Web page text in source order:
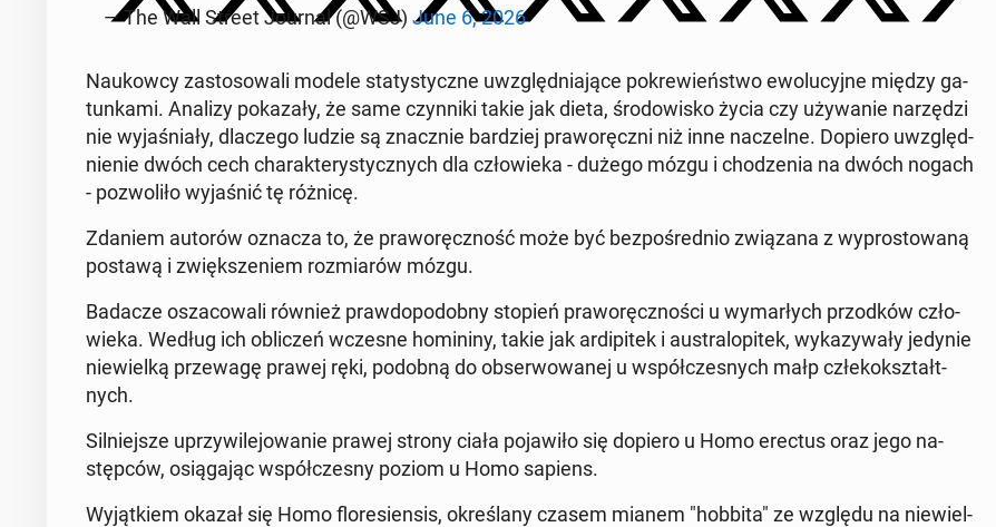
— The Wall Street Journal (@WSJ) June 6, 2026
Na­ukow­cy za­sto­so­wa­li modele sta­ty­stycz­ne uwzględ­nia­ją­ce po­kre­wień­stwo ewo­lu­cyj­ne między ga­
tun­ka­mi. Analizy po­ka­za­ły, że same czyn­ni­ki takie jak dieta, śro­do­wi­sko życia czy uży­wa­nie na­rzę­dzi
nie wy­ja­śnia­ły, dla­cze­go ludzie są znacz­nie bar­dziej pra­wo­ręcz­ni niż inne na­czel­ne. Dopiero uwzględ­
nie­nie dwóch cech cha­rak­te­ry­stycz­nych dla czło­wie­ka - dużego mózgu i cho­dze­nia na dwóch nogach
- po­zwo­li­ło wy­ja­śnić tę różnicę.
Zdaniem autorów oznacza to, że pra­wo­ręcz­ność może być bez­po­śred­nio zwią­za­na z wy­pro­sto­wa­ną
postawą i zwięk­sze­niem roz­mia­rów mózgu.
Badacze osza­co­wa­li również praw­do­po­dob­ny stopień pra­wo­ręcz­no­ści u wy­mar­łych przod­ków czło­
wie­ka. Według ich ob­li­czeń wczesne ho­mi­ni­ny, takie jak ar­di­pi­tek i au­stra­lo­pi­tek, wy­ka­zy­wa­ły jedynie
nie­wiel­ką prze­wa­gę prawej ręki, podobną do ob­ser­wo­wa­nej u współ­cze­snych małp człe­ko­kształt­
nych.
Sil­niej­sze uprzy­wi­le­jo­wa­nie prawej strony ciała po­ja­wi­ło się dopiero u Homo erectus oraz jego na­
stęp­ców, osią­ga­jąc współ­cze­sny poziom u Homo sapiens.
Wy­jąt­kiem okazał się Homo flo­re­sien­sis, okre­śla­ny czasem mianem "hobbita" ze względu na nie­wiel­